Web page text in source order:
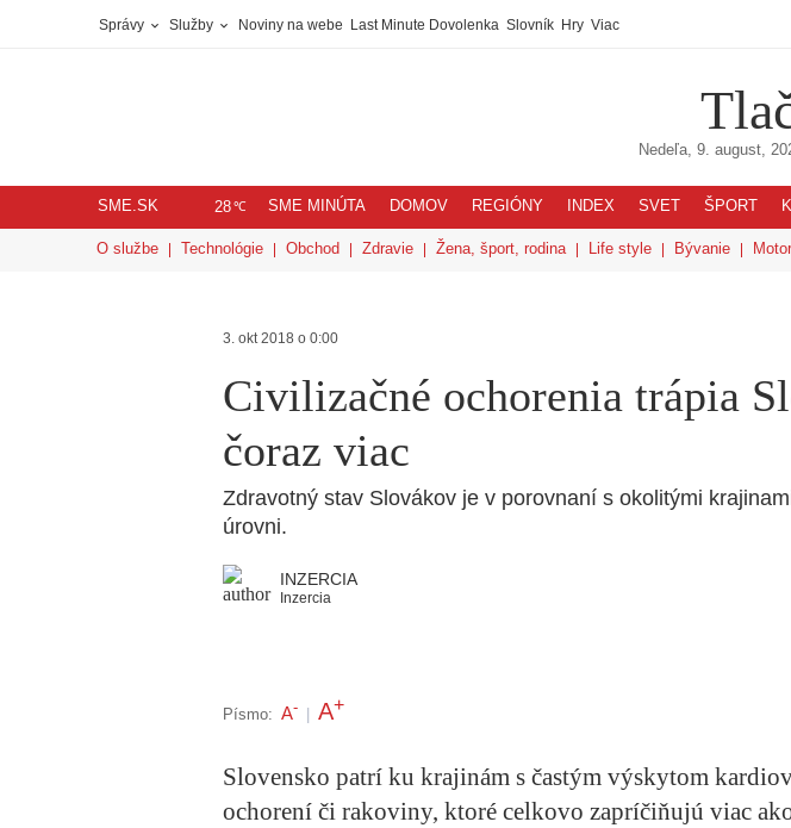
Správy Služby Noviny na webe Last Minute Dovolenka Slovník Hry Viac
Nedeľa, 9. august,
SME.SK 28℃ SME MINÚTA DOMOV REGIÓNY INDEX SVET ŠPORT
O službe Technológie Obchod Zdravie Žena, šport, rodina Life style Bývanie
3. okt 2018 o 0:00
Civilizačné ochorenia trápia
čoraz viac
Zdravotný stav Slovákov je v porovnaní s okolitými
úrovni.
INZERCIA
Inzercia
Písmo: A- A+
Slovensko patrí ku krajinám s častým výskytom
ochorení či rakoviny, ktoré celkovo zapríčiňujú viac